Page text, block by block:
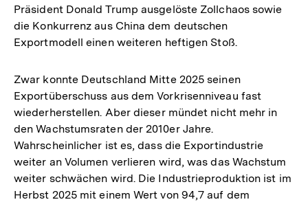
Präsident Donald Trump ausgelöste Zollchaos sowie
die Konkurrenz aus China dem deutschen
Exportmodell einen weiteren heftigen Stoß.
Zwar konnte Deutschland Mitte 2025 seinen
Exportüberschuss aus dem Vorkrisenniveau fast
wiederherstellen. Aber dieser mündet nicht mehr in
den Wachstumsraten der 2010er Jahre.
Wahrscheinlicher ist es, dass die Exportindustrie
weiter an Volumen verlieren wird, was das Wachstum
weiter schwächen wird. Die Industrieproduktion ist im
Herbst 2025 mit einem Wert von 94,7 auf dem